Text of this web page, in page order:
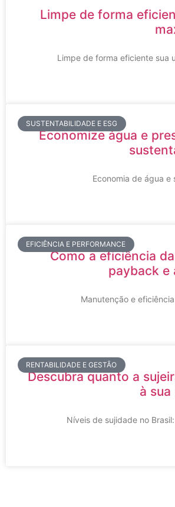
Limpe de forma
Limpe de forma eficiente sua
SUSTENTABILIDADE E ESG
Economize água e
Economia de água
EFICIÊNCIA E PERFORMANCE
Como a eficiência
payback e
Manutenção e
RENTABILIDADE E GESTÃO
Descubra quanto a
à
Níveis de sujidade no